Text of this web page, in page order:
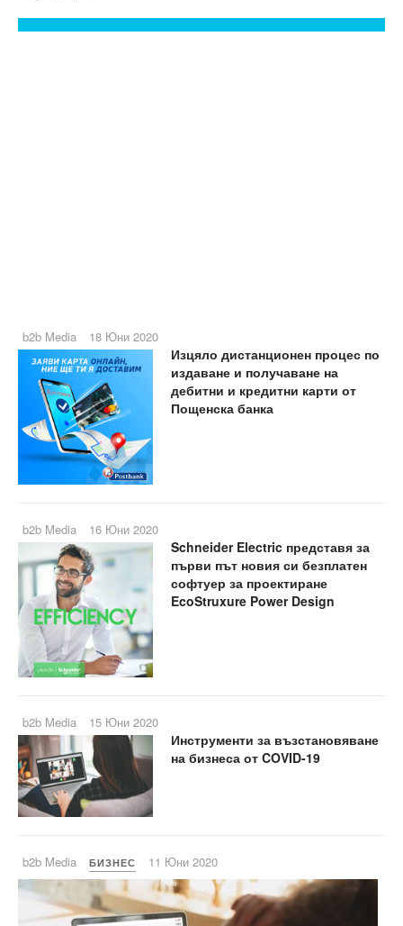
b2b Media 18 Юни 2020
Изцяло дистанционен процес по
издаване и получаване на
дебитни и кредитни карти от
Пощенска банка
b2b Media 16 Юни 2020
Schneider Electric представя за
първи път новия си безплатен
софтуер за проектиране
EcoStruxure Power Design
b2b Media 15 Юни 2020
Инструменти за възстановяване
на бизнеса от COVID-19
b2b Media БИЗНЕС 11 Юни 2020